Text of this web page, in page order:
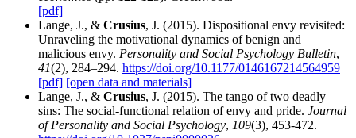
[pdf]
Lange, J., & Crusius, J. (2015). Dispositional envy revisited:
Unraveling the motivational dynamics of benign and
malicious envy. Personality and Social Psychology Bulletin,
41(2), 284–294. https://doi.org/10.1177/0146167214564959
[pdf] [open data and materials]
Lange, J., & Crusius, J. (2015). The tango of two deadly
sins: The social-functional relation of envy and pride. Journal
of Personality and Social Psychology, 109(3), 453-472.